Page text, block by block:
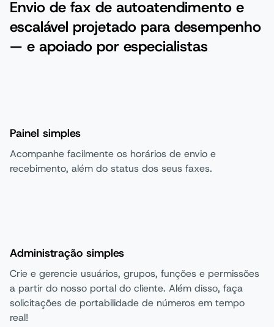
Envio de fax de autoatendimento e
escalável projetado para desempenho
— e apoiado por especialistas
Painel simples
Acompanhe facilmente os horários de envio e
recebimento, além do status dos seus faxes.
Administração simples
Crie e gerencie usuários, grupos, funções e permissões
a partir do nosso portal do cliente. Além disso, faça
solicitações de portabilidade de números em tempo
real!